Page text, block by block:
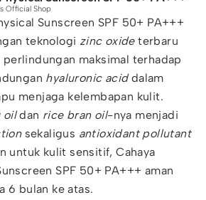
Official Shop
Sunscreen SPF 50+ PA+++
teknologi zinc oxideterbaru
maksimal terhadap
hyaluronic aciddalam
menjaga kelembapan kulit.
oildan rice bran oil-nya menjadi
sekaligus antioxidant pollutant
untuk kulit sensitif, Cahaya
SPF 50+ PA+++ aman
6 bulan ke atas.